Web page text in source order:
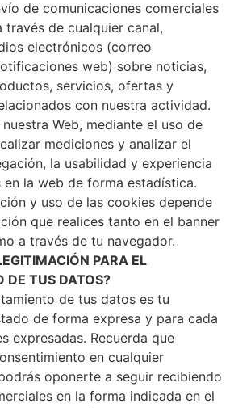
de comunicaciones comerciales
través de cualquier canal,
electrónicos (correo
web) sobre noticias,
servicios, ofertas y
con nuestra actividad.
Web, mediante el uso de
mediciones y analizar el
la usabilidad y experiencia
en la web de forma estadística.
y uso de las cookies depende
que realices tanto en el banner
a través de tu navegador.
PARA EL
DE TUS DATOS?
de tus datos es tu
de forma expresa y para cada
expresadas. Recuerda que
en cualquier
oponerte a seguir recibiendo
en la forma indicada en el